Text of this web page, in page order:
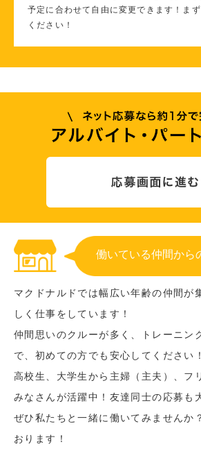
予定に合わせて自由に変更できます！ま
ください！
働いている仲間から
マクドナルドでは幅広い年齢の仲間が
しく仕事をしています！
仲間思いのクルーが多く、トレーニン
で、初めての方でも安心してください！
高校生、大学生から主婦（主夫）、フ
みなさんが活躍中！友達同士の応募も
ぜひ私たちと一緒に働いてみませんか
おります！